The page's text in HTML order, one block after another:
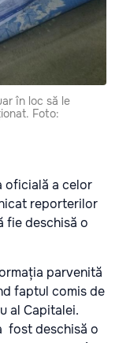
în loc să le
Foto:
oficială a celor
reporterilor
fie deschisă o
parvenită
faptul comis de
al Capitalei.
fost deschisă o